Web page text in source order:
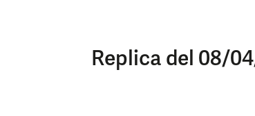
Replica del 08/